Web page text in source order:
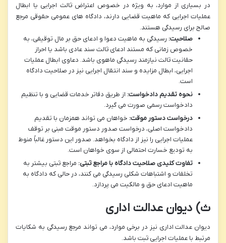
در بسیاری از موارد، به ویژه در خصوص اعتراض ثالث اجرایی یا ابطال
عملیات اجرایی که ماهیت قضایی دارند، دادگاه های عمومی حقوقی مرجع
صالح برای رسیدگی هستند.
صلاحیت: رسیدگی به ماهیت دعوا و ادعای حق بر مال توقیفی، به
خصوص زمانی که مستند ادعای ثالث سند عادی باشد یا احراز
حقانیت ثالث نیازمند رسیدگی ماهوی باشد. دعاوی ابطال عملیات
اجرایی، ابطال مزایده و سند انتقال اجرایی نیز در صلاحیت دادگاه
است.
نحوه تقدیم دادخواست: از طریق دفاتر خدمات قضایی و با تنظیم
دادخواست رسمی صورت می گیرد.
درخواست دستور موقت: خواهان می تواند همزمان با تقدیم
دادخواست اصلی، درخواست صدور دستور موقت مبنی بر توقف
عملیات اجرایی را نیز از دادگاه بخواهد. صدور این دستور غالباً منوط
به تودیع خسارت احتمالی از سوی خواهان است.
تفاوت کلیدی صلاحیت دادگاه با مراجع ثبتی: مراجع ثبتی بیشتر به
تخلفات و اشتباهات شکلی رسیدگی می کنند، در حالی که دادگاه به
ماهیت ادعای حق و مالکیت می پردازد.
ث) دیوان عدالت اداری
دیوان عدالت اداری نیز در برخی موارد، می تواند مرجع رسیدگی به شکایات
مرتبط با عملیات اجرایی ثبت باشد.